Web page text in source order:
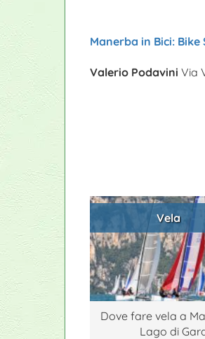
Manerba in Bici: Bike
Valerio Podavini Via
Vela
Dove fare vela a
Lago di